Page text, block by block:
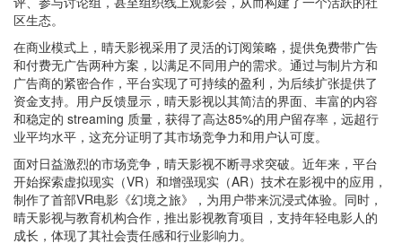
区生态。
在商业模式上，晴天影视采用了灵活的订阅策略，提供免费带广告
和付费无广告两种方案，以满足不同用户的需求。通过与制片方和
广告商的紧密合作，平台实现了可持续的盈利，为后续扩张提供了
资金支持。用户反馈显示，晴天影视以其简洁的界面、丰富的内容
和稳定的 streaming 质量，获得了高达85%的用户留存率，远超行
业平均水平，这充分证明了其市场竞争力和用户认可度。
面对日益激烈的市场竞争，晴天影视不断寻求突破。近年来，平台
开始探索虚拟现实（VR）和增强现实（AR）技术在影视中的应用，
制作了首部VR电影《幻境之旅》，为用户带来沉浸式体验。同时，
晴天影视与教育机构合作，推出影视教育项目，支持年轻电影人的
成长，体现了其社会责任感和行业影响力。